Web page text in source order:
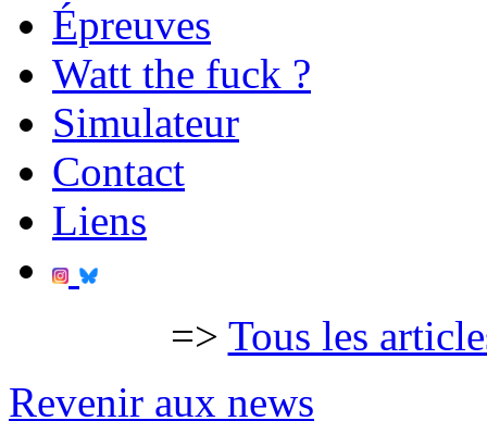
Épreuves
Watt the fuck ?
Simulateur
Contact
Liens
=> Tous les
Revenir aux news